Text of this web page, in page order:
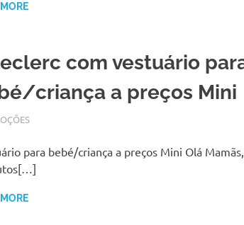
com vestuário
criança a preços Mini
25, 2017
para bebé/criança a preços Mini Olá